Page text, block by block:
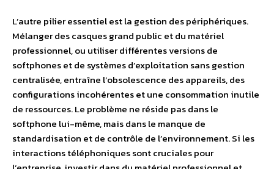
L’autre pilier essentiel est la gestion des périphériques.
Mélanger des casques grand public et du matériel
professionnel, ou utiliser différentes versions de
softphones et de systèmes d’exploitation sans gestion
centralisée, entraîne l’obsolescence des appareils, des
configurations incohérentes et une consommation inutile
de ressources. Le problème ne réside pas dans le
softphone lui-même, mais dans le manque de
standardisation et de contrôle de l’environnement. Si les
interactions téléphoniques sont cruciales pour